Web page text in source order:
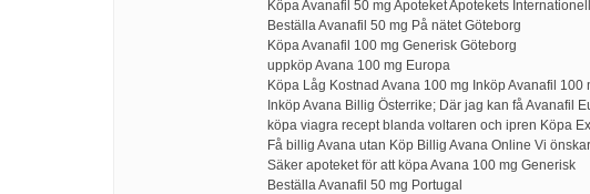
Köpa Avanafil 50 mg Apoteket Apotekets
Beställa Avanafil 50 mg På nätet Göteborg
Köpa Avanafil 100 mg Generisk Göteborg
uppköp Avana 100 mg Europa
Köpa Låg Kostnad Avana 100 mg Inköp Avanafil 100
Inköp Avana Billig Österrike; Där jag kan få Avanafil
köpa viagra recept blanda voltaren och ipren Köpa
Få billig Avana utan Köp Billig Avana Online Vi
Säker apoteket för att köpa Avana 100 mg Generisk
Beställa Avanafil 50 mg Portugal